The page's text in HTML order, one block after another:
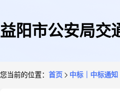
益阳市公安局交
您当前的位置： 首页 中标｜中标通知